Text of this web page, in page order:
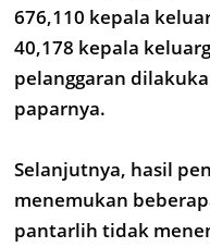
676,110 kepala
40,178 kepala
pelanggaran
paparnya.
Selanjutnya, hasil
menemukan
pantarlih tidak